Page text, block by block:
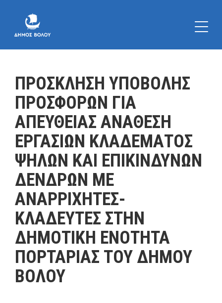
ΠΡΟΣΚΛΗΣΗ ΥΠΟΒΟΛΗΣ
ΠΡΟΣΦΟΡΩΝ ΓΙΑ
ΑΠΕΥΘΕΙΑΣ ΑΝΑΘΕΣΗ
ΕΡΓΑΣΙΩΝ ΚΛΑΔΕΜΑΤΟΣ
ΨΗΛΩΝ ΚΑΙ ΕΠΙΚΙΝΔΥΝΩΝ
ΔΕΝΔΡΩΝ ΜΕ
ΑΝΑΡΡΙΧΗΤΕΣ-
ΚΛΑΔΕΥΤΕΣ ΣΤΗΝ
ΔΗΜΟΤΙΚΗ ΕΝΟΤΗΤΑ
ΠΟΡΤΑΡΙΑΣ ΤΟΥ ΔΗΜΟΥ
ΒΟΛΟΥ